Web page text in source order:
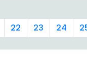
22 23 24